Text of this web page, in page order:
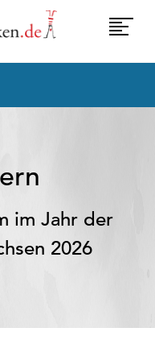
im Jahr der
2026